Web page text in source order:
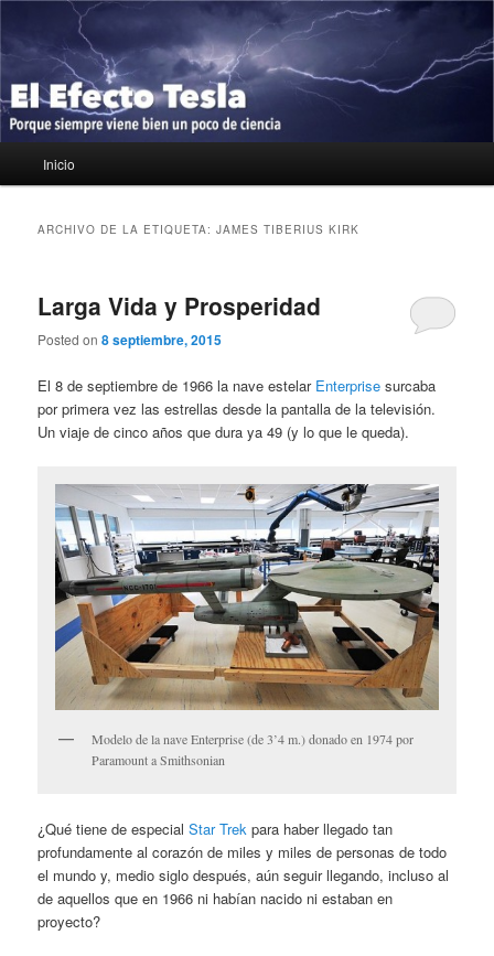
contenido
principal
contenido
secundario
El Efecto Tesla
Porque siempre viene bien un poco de ciencia
principal
Inicio
ARCHIVO DE LA ETIQUETA:JAMES TIBERIUS KIRK
Larga Vida y Prosperidad
Posted on8 septiembre, 2015
El 8 de septiembre de 1966 la nave estelar Enterprise surcaba
por primera vez las estrellas desde la pantalla de la televisión.
Un viaje de cinco años que dura ya 49 (y lo que le queda).
Modelo de la nave Enterprise (de 3’4 m.) donado en 1974 por
Paramount a Smithsonian
¿Qué tiene de especialStar Trek para haber llegado tan
profundamente al corazón de miles y miles de personas de todo
el mundo y, medio siglo después, aún seguir llegando, incluso al
de aquellos que en 1966 ni habían nacido ni estaban en
proyecto?